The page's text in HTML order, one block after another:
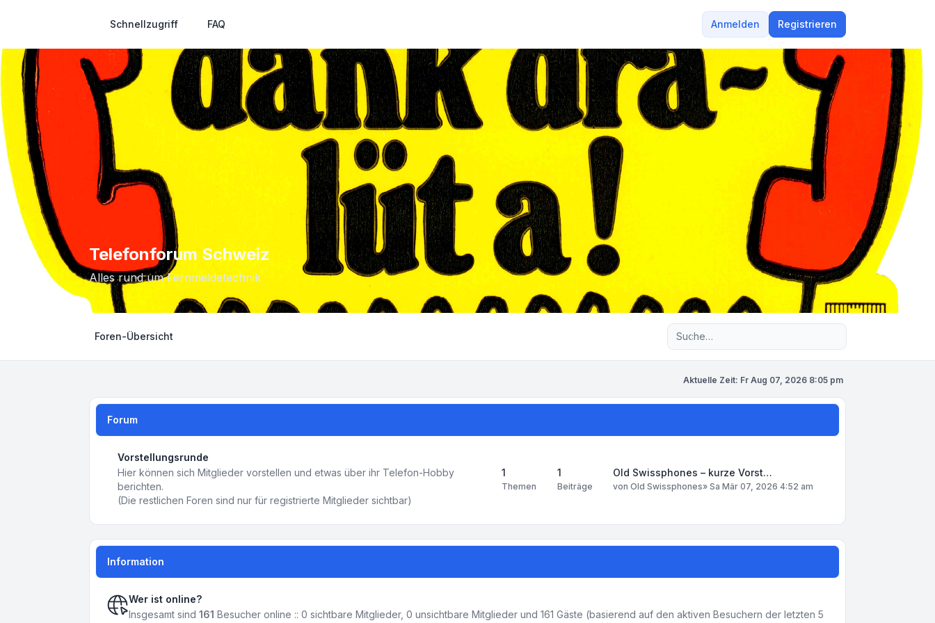
Schnellzugriff FAQ Anmelden Registrieren
Telefonforum Schweiz
Alles rund um Fernmeldetechnik
Foren-Übersicht
Aktuelle Zeit: Fr Aug 07, 2026 8:05 pm
Forum
Vorstellungsrunde
Hier können sich Mitglieder vorstellen und etwas über ihr Telefon-Hobby
berichten.
(Die restlichen Foren sind nur für registrierte Mitglieder sichtbar)
1
Themen
1
Beiträge
Old Swissphones – kurze Vorst…
von Old Swissphones» Sa Mär 07, 2026 4:52 am
Information
Wer ist online?
Insgesamt sind 161 Besucher online :: 0 sichtbare Mitglieder, 0 unsichtbare Mitglieder und 161 Gäste (basierend auf den aktiven Besuchern der letzten 5